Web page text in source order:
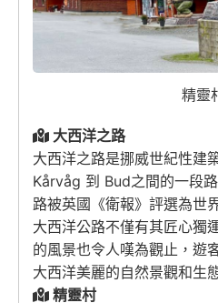
精靈
大西洋之路
大西洋之路是挪威世紀性建
Kårvåg 到 Bud之間的一段
路被英國《衛報》評選為世
大西洋公路不僅有其匠心獨
的風景也令人嘆為觀止，遊
大西洋美麗的自然景觀和生
精靈村